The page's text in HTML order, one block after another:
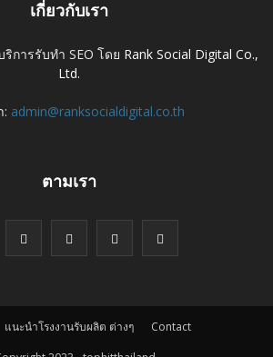
เกี่ยวกับเรา
การรับทำ SEO โดย Rank Social Digital Co.,
Ltd.
: admin@ranksocialdigital.co.th
ตามเรา
แนะนำโรงงานรับผลิต ต่างๆ
Contact